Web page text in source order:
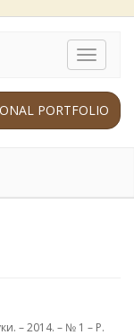
Toggle
PORTFOLIO
– 2014. – № 1 – P.